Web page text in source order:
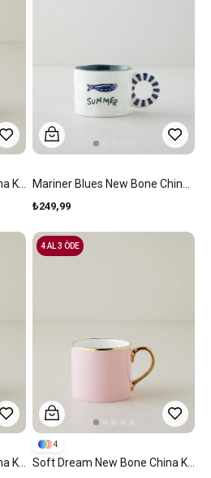
₺249,99
4
4 AL 3 ÖDE